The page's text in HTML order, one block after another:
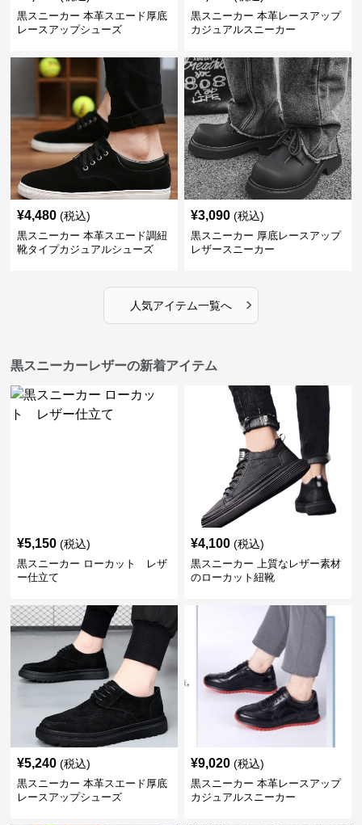
黒スニーカー 本革スエード厚底
レースアップシューズ
黒スニーカー 本革レースアップ
カジュアルスニーカー
¥4,480 (税込)
黒スニーカー 本革スエード調紐
靴タイプカジュアルシューズ
¥3,090 (税込)
黒スニーカー 厚底レースアップ
レザースニーカー
人気アイテム一覧へ ›
黒スニーカーレザーの新着アイテム
¥5,150 (税込)
黒スニーカー ローカット レザ
ー仕立て
¥4,100 (税込)
黒スニーカー 上質なレザー素材
のローカット紐靴
¥5,240 (税込)
黒スニーカー 本革スエード厚底
レースアップシューズ
¥9,020 (税込)
黒スニーカー 本革レースアップ
カジュアルスニーカー